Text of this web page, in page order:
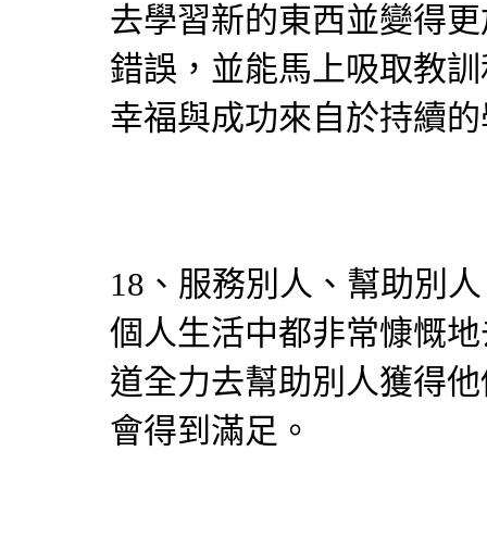
去學習新的東西並變得
錯誤，並能馬上吸取教
幸福與成功來自於持續
18、服務別人、幫助別
個人生活中都非常慷慨
道全力去幫助別人獲得
會得到滿足。